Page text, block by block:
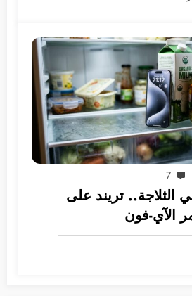
7
الثلاجة.. تريند على
الآي-فون